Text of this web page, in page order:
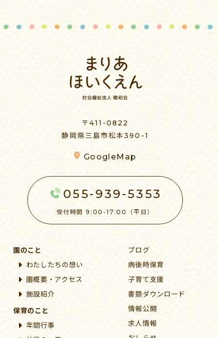
〒411-0822
静岡県三島市松本390-1
GoogleMap
055-939-5353
受付時間 9:00-17:00（平日）
園のこと
わたしたちの想い
園概要・アクセス
施設紹介
保育のこと
年間行事
ブログ
病後時保育
子育て支援
書類ダウンロード
情報公開
求人情報